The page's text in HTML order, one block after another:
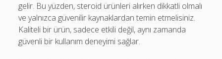
gelir. Bu yüzden, steroid ürünleri alırken dikkatli olmalı
ve yalnızca güvenilir kaynaklardan temin etmelisiniz.
Kaliteli bir ürün, sadece etkili değil, aynı zamanda
güvenli bir kullanım deneyimi sağlar.